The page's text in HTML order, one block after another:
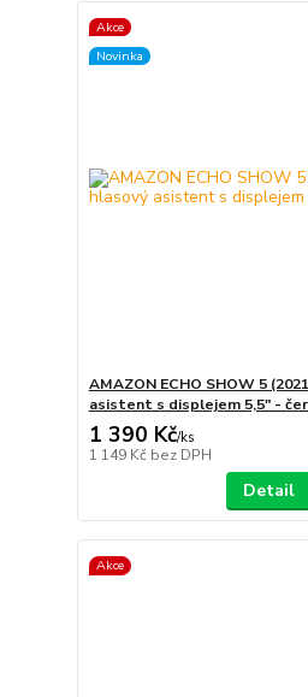
Akce
Novinka
AMAZON ECHO SHOW 5
asistent s displejem 5,5" -
1 390 Kč/ks
1 149 Kč bez DPH
Detail
Akce